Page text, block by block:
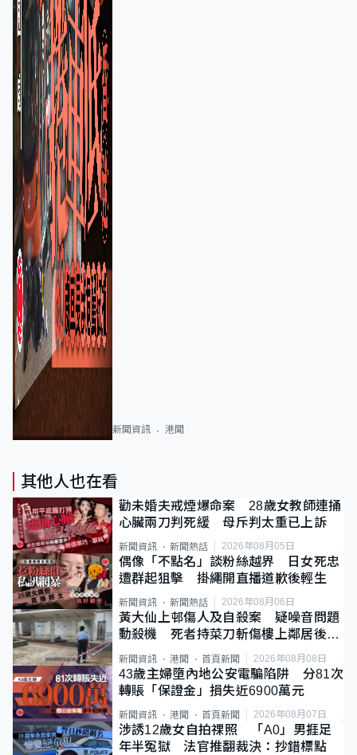
新聞資訊 港聞
其他人也在看
勸未婚夫戒煙爆命案 28歲女教師連捅
心臟兩刀判死緩 母斥判太重已上訴
新聞資訊 新聞熱話 2026年08月05日
偶像「不點名」談粉絲越界 日女死忠
遭群起狙擊 掛繩開直播道歉後輕生
新聞資訊 新聞熱話 2026年08月06日
黃大仙上邨傷人及自殺案 疑噪音問題
動殺機 死者持菜刀斬傷樓上鄰居後墮
新聞資訊 港聞 首頁新聞 2026年08月08日
43歲主婦墮內地公安電騙陷阱 分81次
轉賬「保證金」損失近6900萬元
新聞資訊 港聞 首頁新聞 2026年08月07日
涉誘12歲女自拍祼照 「A0」男捱足
年半冤獄 法官推翻裁決：抄錯標點